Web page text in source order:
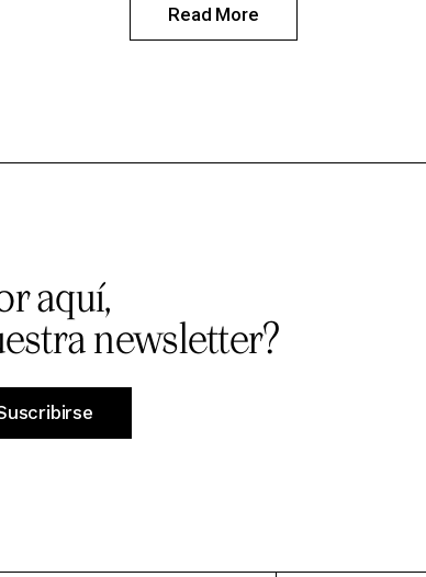
Read More
aquí,
newsletter?